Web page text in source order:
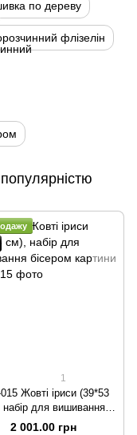
по дереву
флізелін
1
Жовті іриси (39*53
для вишивання
бісером картини
2 001.00 грн